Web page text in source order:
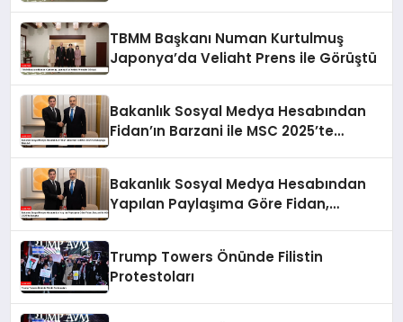
TBMM Başkanı Numan Kurtulmuş
Japonya’da Veliaht Prens ile Görüştü
Bakanlık Sosyal Medya Hesabından
Fidan’ın Barzani ile MSC 2025’te
Bakanlık Sosyal Medya Hesabından
Yapılan Paylaşıma Göre Fidan,
Trump Towers Önünde Filistin
Protestoları